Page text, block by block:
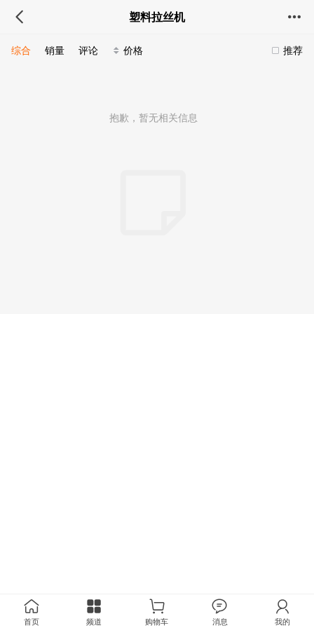
塑料拉丝机
推荐
综合 销量 评论 价格
抱歉，暂无相关信息
首页 频道 购物车 消息 我的